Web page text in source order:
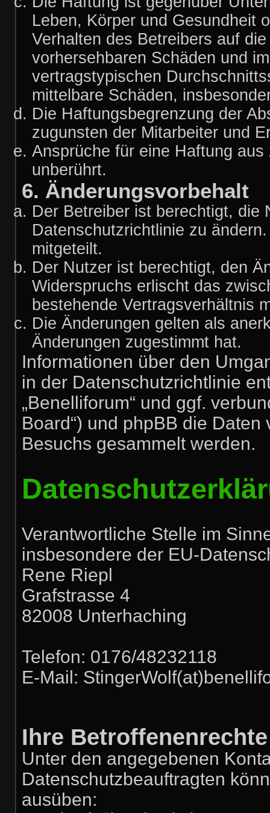
Leben, Körper und Gesundheit
Verhalten des Betreibers auf
vorhersehbaren Schäden und
vertragstypischen
mittelbare Schäden,
Die Haftungsbegrenzung der
zugunsten der Mitarbeiter und
Ansprüche für eine Haftung
unberührt.
6. Änderungsvorbehalt
Der Betreiber ist berechtigt, die
Datenschutzrichtlinie zu
mitgeteilt.
Der Nutzer ist berechtigt, den
Widerspruchs erlischt das
bestehende Vertragsverhältnis
Die Änderungen gelten als
Änderungen zugestimmt hat.
Informationen über den
in der Datenschutzrichtlinie
„Benelliforum“ und ggf.
Board“) und phpBB die
Besuchs gesammelt werden.
Verantwortliche Stelle im
insbesondere der EU-
Rene Riepl
Grafstrasse 4
82008 Unterhaching
Telefon: 0176/48232118
E-Mail:
Ihre Betroffenenrechte
Unter den angegebenen
Datenschutzbeauftragten
ausüben: